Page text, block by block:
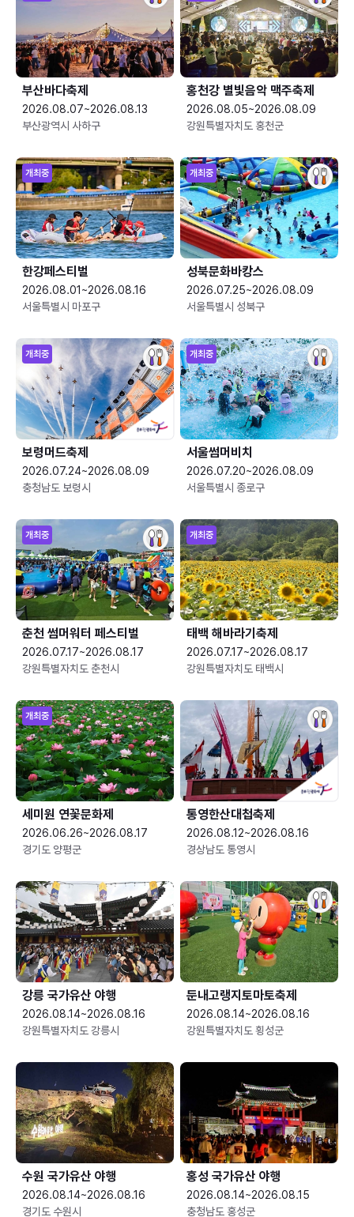
부산바다축제
2026.08.07~2026.08.13
부산광역시 사하구
홍천강 별빛음악 맥주축제
2026.08.05~2026.08.09
강원특별자치도 홍천군
개최중
한강페스티벌
2026.08.01~2026.08.16
서울특별시 마포구
개최중
성북문화바캉스
2026.07.25~2026.08.09
서울특별시 성북구
개최중
보령머드축제
2026.07.24~2026.08.09
충청남도 보령시
개최중
서울썸머비치
2026.07.20~2026.08.09
서울특별시 종로구
개최중
춘천 썸머워터 페스티벌
2026.07.17~2026.08.17
강원특별자치도 춘천시
개최중
태백 해바라기축제
2026.07.17~2026.08.17
강원특별자치도 태백시
개최중
세미원 연꽃문화제
2026.06.26~2026.08.17
경기도 양평군
통영한산대첩축제
2026.08.12~2026.08.16
경상남도 통영시
강릉 국가유산 야행
2026.08.14~2026.08.16
강원특별자치도 강릉시
둔내고랭지토마토축제
2026.08.14~2026.08.16
강원특별자치도 횡성군
수원 국가유산 야행
2026.08.14~2026.08.16
경기도 수원시
홍성 국가유산 야행
2026.08.14~2026.08.15
충청남도 홍성군